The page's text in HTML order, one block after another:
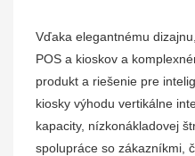
Vďaka elegantnému
POS a kioskov a
produkt a riešenie pre
kiosky výhodu vertikálne
kapacity, nízkonákladovej
spolupráce so zákazníkmi,